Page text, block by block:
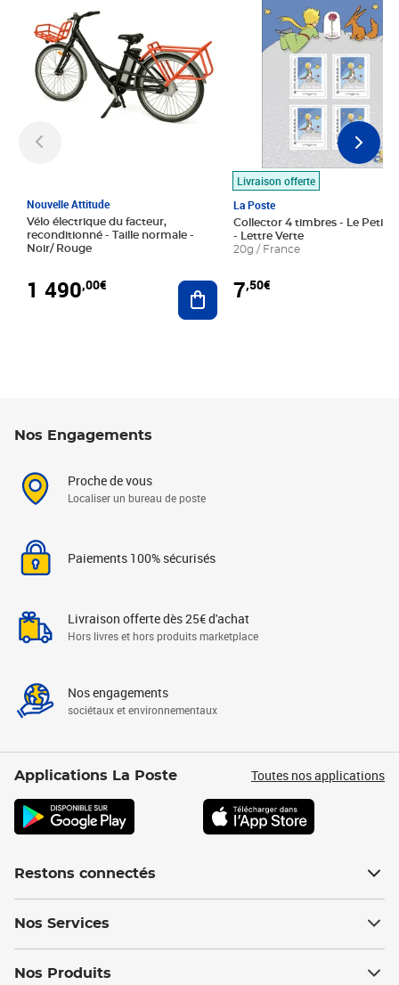
Nouvelle Attitude
Vélo électrique du facteur,
reconditionné - Taille normale -
Noir/ Rouge
1 490,00€ Ajouter au panier
Livraison offerte
La Poste
Collector 4 timbres - Le Petit
- Lettre Verte
20g / France
7,50€
Nos Engagements
Proche de vous
Localiser un bureau de poste
Paiements 100% sécurisés
Livraison offerte dès 25€ d'achat
Hors livres et hors produits marketplace
Nos engagements
sociétaux et environnementaux
Applications La Poste Toutes nos applications
Restons connectés
Nos Services
Nos Produits